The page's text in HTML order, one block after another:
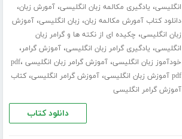
انگلیسی، یادگیری مکالمه زبان انگلیسی،آمورش زبان،
دانلود کتاب آمورش مکالمه زبان، زبان انگلیسی،آموزش
زبان انگلیسی، چکیده ای از نکته ها و گرامر زبان
انگلیسی، یادگیری گرامر زبان انگلیسی،آموزش گرامر،
خودآموز زبان انگلیسی،آموزش گرامر زبان انگلیسی pdf ،
pdf آموزش زبان انگلیسی ،آموزش گرامر انگلیسی،کتاب
آموزش گرامر انگلیسی
دانلود کتاب